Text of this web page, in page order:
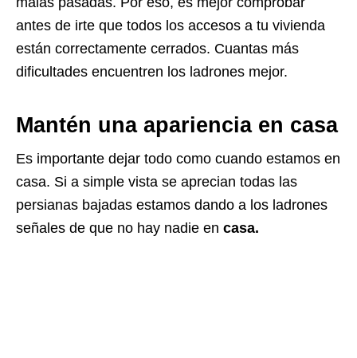
antes de irte que todos los accesos a tu vivienda
están correctamente cerrados. Cuantas más
dificultades encuentren los ladrones mejor.
Mantén una apariencia en casa
Es importante dejar todo como cuando estamos en
casa. Si a simple vista se aprecian todas las
persianas bajadas estamos dando a los ladrones
señales de que no hay nadie en casa.